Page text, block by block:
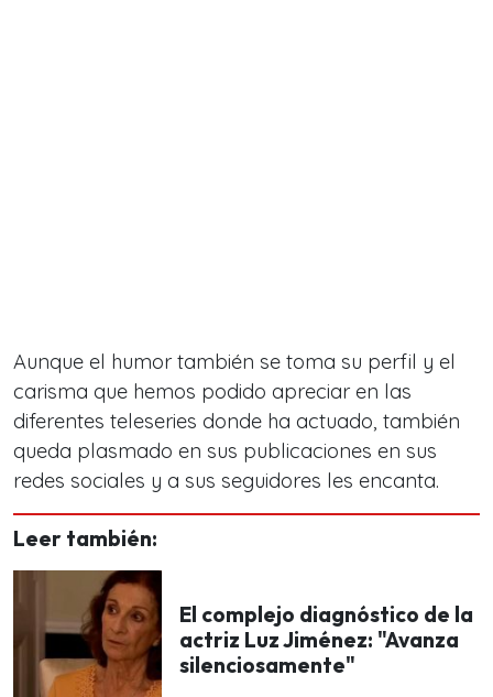
Aunque el humor también se toma su perfil y el
carisma que hemos podido apreciar en las
diferentes teleseries donde ha actuado, también
queda plasmado en sus publicaciones en sus
redes sociales y a sus seguidores les encanta.
Leer también:
El complejo diagnóstico de la
actriz Luz Jiménez: "Avanza
silenciosamente"